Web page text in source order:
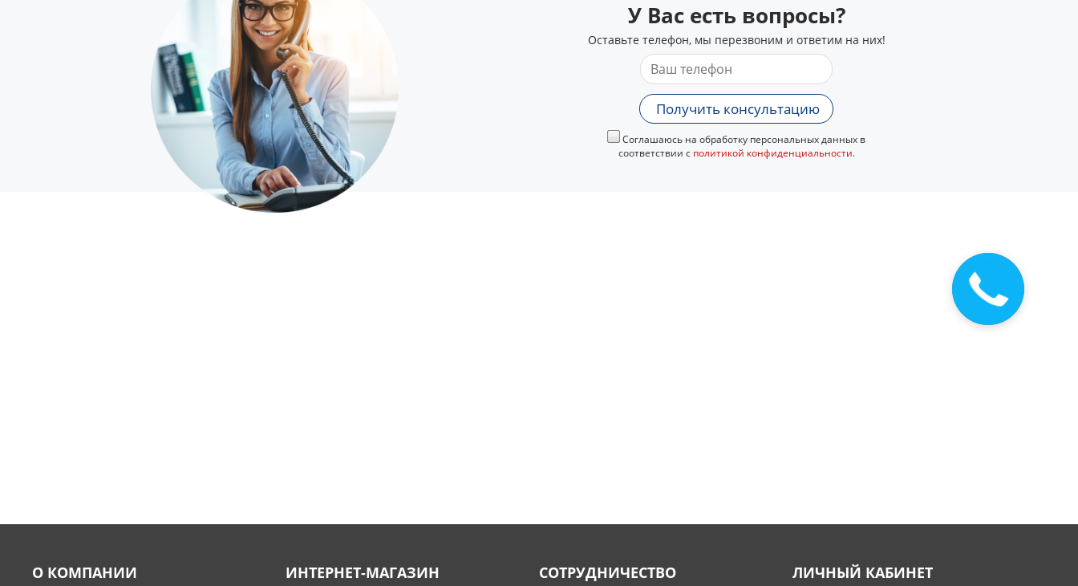
У Вас есть вопросы?
Оставьте телефон, мы перезвоним и ответим на них!
Получить консультацию
Соглашаюсь на обработку персональных данных в
соответствии с политикой конфиденциальности.
О КОМПАНИИ ИНТЕРНЕТ-МАГАЗИН СОТРУДНИЧЕСТВО ЛИЧНЫЙ КАБИНЕТ
Закажите
звонок